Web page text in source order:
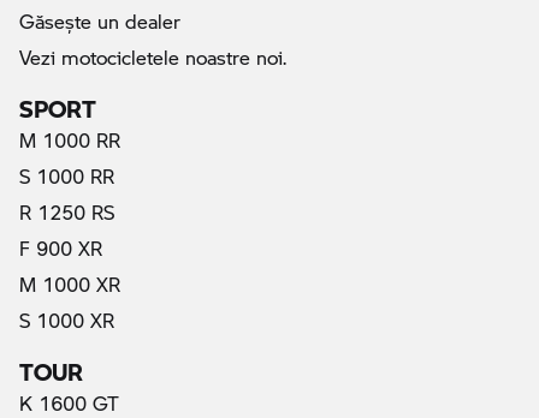
Găseşte un dealer
Vezi motocicletele noastre noi.
SPORT
M 1000 RR
S 1000 RR
R 1250 RS
F 900 XR
M 1000 XR
S 1000 XR
TOUR
K 1600 GT